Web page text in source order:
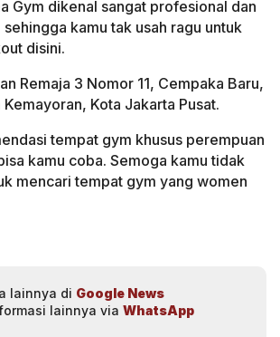
Gym dikenal sangat profesional dan
kamu tak usah ragu untuk
disini.
Remaja 3 Nomor 11, Cempaka Baru,
Kemayoran, Kota Jakarta Pusat.
tempat gym khusus perempuan
kamu coba. Semoga kamu tidak
mencari tempat gym yang women
lainnya di Google News
lainnya via WhatsApp